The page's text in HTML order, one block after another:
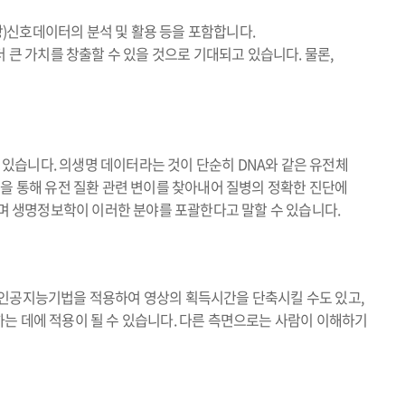
호데이터의 분석 및 활용 등을 포함합니다.
가치를 창출할 수 있을 것으로 기대되고 있습니다. 물론,
습니다. 의생명 데이터라는 것이 단순히 DNA와 같은 유전체
통해 유전 질환 관련 변이를 찾아내어 질병의 정확한 진단에
명정보학이 이러한 분야를 포괄한다고 말할 수 있습니다.
지능기법을 적용하여 영상의 획득시간을 단축시킬 수도 있고,
데에 적용이 될 수 있습니다. 다른 측면으로는 사람이 이해하기